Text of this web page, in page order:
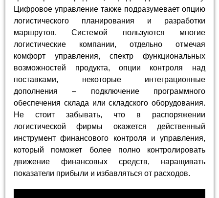
Цифровое управление также подразумевает опцию
логистического планирования и разработки
маршрутов. Системой пользуются многие
логистические компании, отдельно отмечая
комфорт управления, спектр функциональных
возможностей продукта, опции контроля над
поставками, некоторые интеграционные
дополнения – подключение программного
обеспечения склада или складского оборудования.
Не стоит забывать, что в распоряжении
логистической фирмы окажется действенный
инструмент финансового контроля и управления,
который поможет более полно контролировать
движение финансовых средств, наращивать
показатели прибыли и избавляться от расходов.